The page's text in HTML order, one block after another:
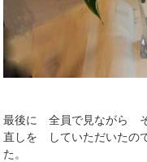
最後に 全員で見ながら
直しを していただいたの
た。